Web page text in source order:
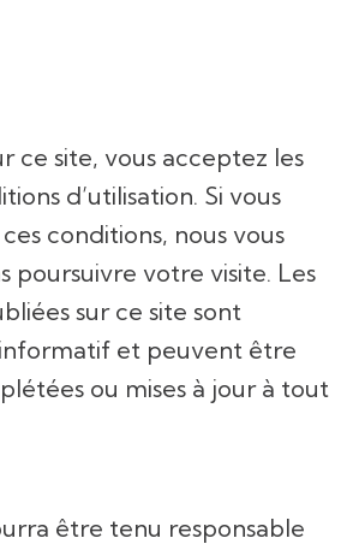
ce site, vous acceptez les
d’utilisation. Si vous
conditions, nous vous
poursuivre votre visite. Les
sur ce site sont
et peuvent être
ou mises à jour à tout
être tenu responsable